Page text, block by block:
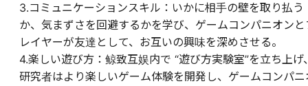
3.コミュニケーションスキル：いかに相手の壁を取り払う
か、気まずさを回避するかを学び、ゲームコンパニオンと
レイヤーが友達として、お互いの興味を深めさせる。
4.楽しい遊び方：鲸致互娱内で “遊び方実験室”を立ち上げ
研究者はより楽しいゲーム体験を開発し、ゲームコンパニ